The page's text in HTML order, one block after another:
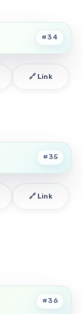
#34
🔗 Link
#35
🔗 Link
#36